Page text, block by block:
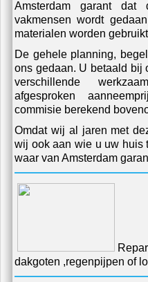
Amsterdam garant dat
vakmensen wordt
materialen worden
De gehele planning,
ons gedaan. U betaald bij
verschillende
afgesproken
commisie berekend
Omdat wij al jaren met
wij ook aan wie u uw huis
waar van Amsterdam
dakgoten ,regenpijpen of